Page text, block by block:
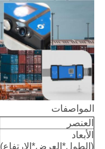
المواصفات
العنصر
الأبعاد
(الطول*العرض*الارتفاع)